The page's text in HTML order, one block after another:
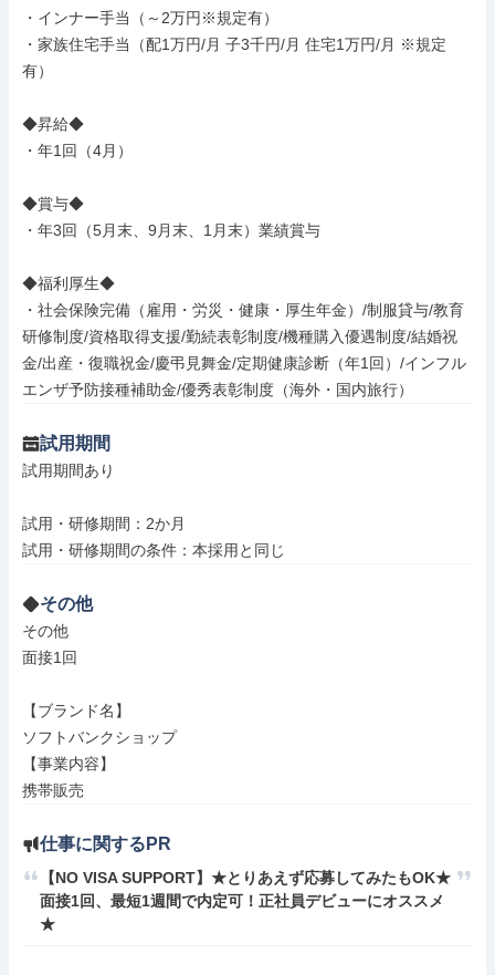
・インナー手当（～2万円※規定有）
・家族住宅手当（配1万円/月 子3千円/月 住宅1万円/月 ※規定
有）
◆昇給◆
・年1回（4月）
◆賞与◆
・年3回（5月末、9月末、1月末）業績賞与
◆福利厚生◆
・社会保険完備（雇用・労災・健康・厚生年金）/制服貸与/教育
研修制度/資格取得支援/勤続表彰制度/機種購入優遇制度/結婚祝
金/出産・復職祝金/慶弔見舞金/定期健康診断（年1回）/インフル
エンザ予防接種補助金/優秀表彰制度（海外・国内旅行）
試用期間
試用期間あり
試用・研修期間：2か月
その他
その他
面接1回
【ブランド名】
ソフトバンクショップ
【事業内容】
携帯販売
仕事に関するPR
【NO VISA SUPPORT】★とりあえず応募してみたもOK★
面接1回、最短1週間で内定可！正社員デビューにオススメ
★